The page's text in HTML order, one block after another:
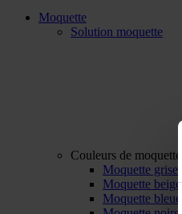
Moquette
Solution moquette
Couleurs de moquette
Moquette grise
Moquette beige
Moquette bleue